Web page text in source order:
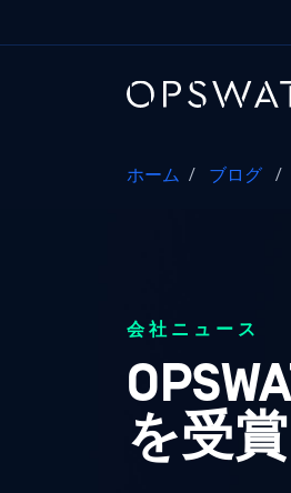
ホーム / ブログ /
会社ニュース
を受賞